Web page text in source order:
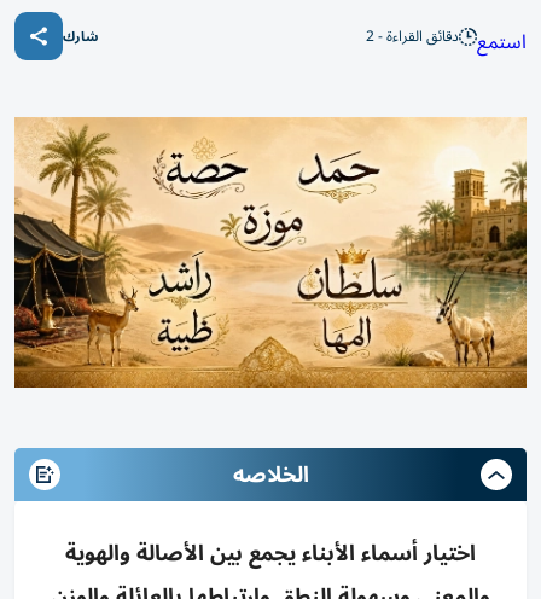
استمع دقائق القراءة - 2 شارك
الخلاصه
اختيار أسماء الأبناء يجمع بين الأصالة والهوية